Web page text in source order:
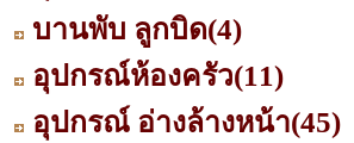
บานพับ ลูกบิด(4)
อุปกรณ์ห้องครัว(11)
อุปกรณ์ อ่างล้างหน้า(45)